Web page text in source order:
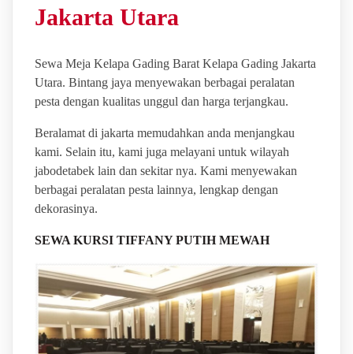
Jakarta Utara
Sewa Meja Kelapa Gading Barat Kelapa Gading Jakarta
Utara. Bintang jaya menyewakan berbagai peralatan
pesta dengan kualitas unggul dan harga terjangkau.
Beralamat di jakarta memudahkan anda menjangkau
kami. Selain itu, kami juga melayani untuk wilayah
jabodetabek lain dan sekitar nya. Kami menyewakan
berbagai peralatan pesta lainnya, lengkap dengan
dekorasinya.
SEWA KURSI TIFFANY PUTIH MEWAH